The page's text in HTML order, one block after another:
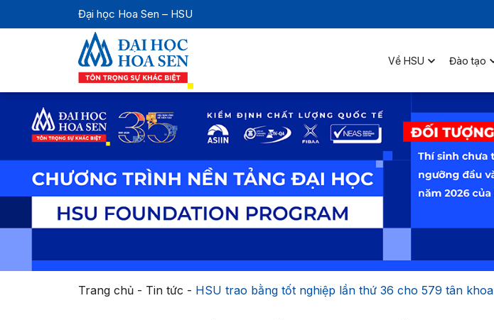
Đại học Hoa Sen – HSU
Về HSU Đào tạo
Trang chủ- Tin tức - HSU trao bằng tốt nghiệp lần thứ 36 cho 579 tân khoa